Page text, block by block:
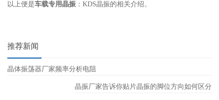
以上便是车载专用晶振 ：KDS晶振的相关介绍。
推荐新闻
晶体振荡器厂家频率分析电阻
晶振厂家告诉你贴片晶振的脚位方向如何区分